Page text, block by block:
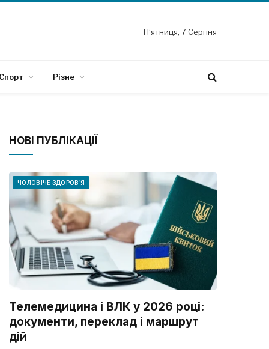
П’ятниця, 7 Серпня
Спорт Різне
НОВІ ПУБЛІКАЦІЇ
ЧОЛОВІЧЕ ЗДОРОВ'Я
Телемедицина і ВЛК у 2026 році:
документи, переклад і маршрут
дій